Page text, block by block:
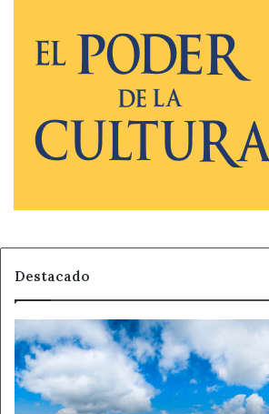
Destacado
Diego
Arjona
lleva
este
viernes